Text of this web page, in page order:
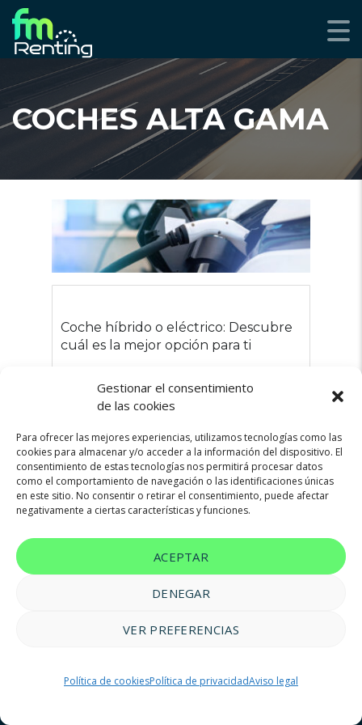
Gestionar el consentimiento
de las cookies
Para ofrecer las mejores experiencias, utilizamos tecnologías como las
cookies para almacenar y/o acceder a la información del dispositivo. El
consentimiento de estas tecnologías nos permitirá procesar datos
como el comportamiento de navegación o las identificaciones únicas
en este sitio. No consentir o retirar el consentimiento, puede afectar
negativamente a ciertas características y funciones.
ACEPTAR
DENEGAR
VER PREFERENCIAS
Política de cookiesPolítica de privacidadAviso legal
COCHES ALTA GAMA
Coche híbrido o eléctrico: Descubre
cuál es la mejor opción para ti
09/11/2023 No hay comentarios
de cookies|Accesibilidad